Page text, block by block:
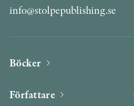
info@stolpepublishing.se
Böcker
Författare